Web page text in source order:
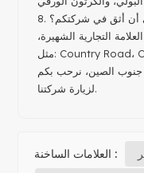
أن أثق في شركتكم؟
التجارية الشهيرة،
مثل: Country Road، Crate and Barrel، Jonathan Adler،
جنوب الصين، نرحب بكم
لزيارة شركتنا.
العلامات الساخنة :